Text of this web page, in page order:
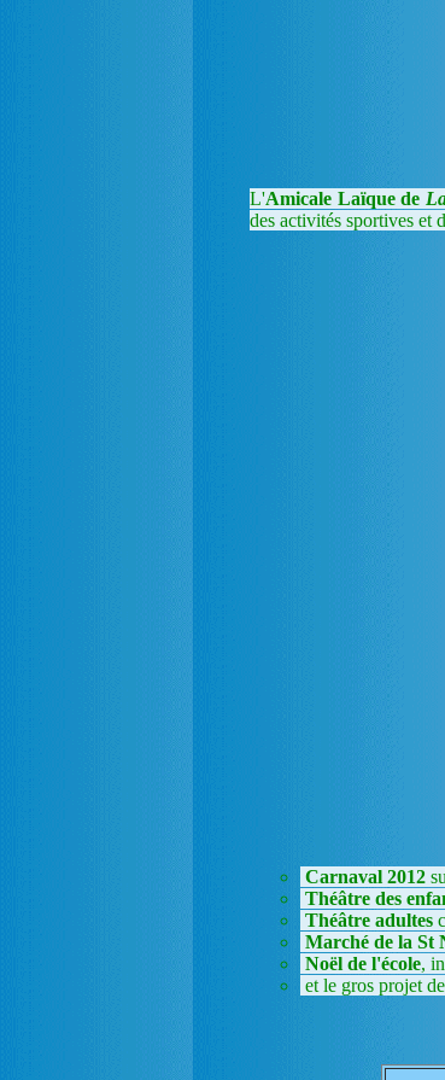
L'Amicale Laïque de
des activités sportives et
Carnaval 2012
Théâtre des
Théâtre adultes
Marché de la St
Noël de l'école,
et le gros projet